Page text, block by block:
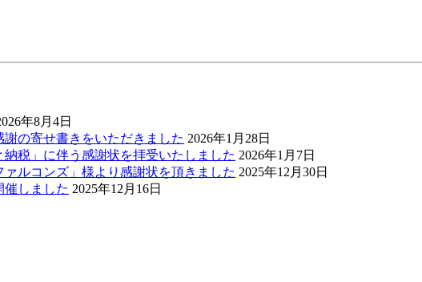
年8月4日
の寄せ書きをいただきました 2026年1月28日
税」に伴う感謝状を拝受いたしました 2026年1月7日
ルコンズ」様より感謝状を頂きました 2025年12月30日
催しました 2025年12月16日